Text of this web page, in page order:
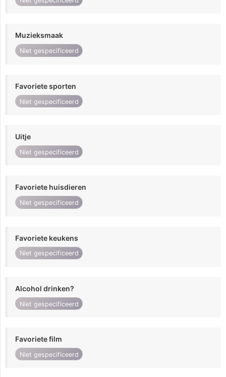
Muzieksmaak
Niet gespecificeerd
Favoriete sporten
Niet gespecificeerd
Uitje
Niet gespecificeerd
Favoriete huisdieren
Niet gespecificeerd
Favoriete keukens
Niet gespecificeerd
Alcohol drinken?
Niet gespecificeerd
Favoriete film
Niet gespecificeerd